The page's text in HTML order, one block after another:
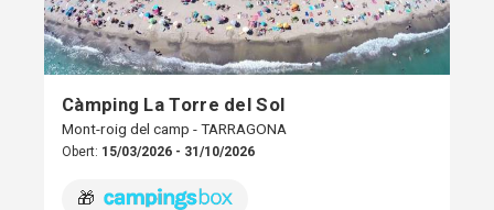
Càmping La Torre del Sol
Mont-roig del camp - TARRAGONA
Obert: 15/03/2026 - 31/10/2026
🎁